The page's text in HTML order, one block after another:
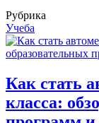
Рубрика
Учеба
Как стать
класса: